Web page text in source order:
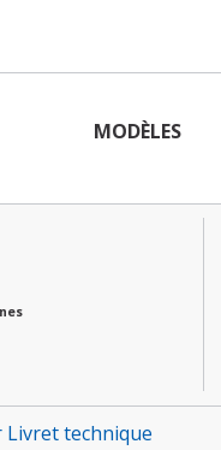
MODÈLES
Livret technique